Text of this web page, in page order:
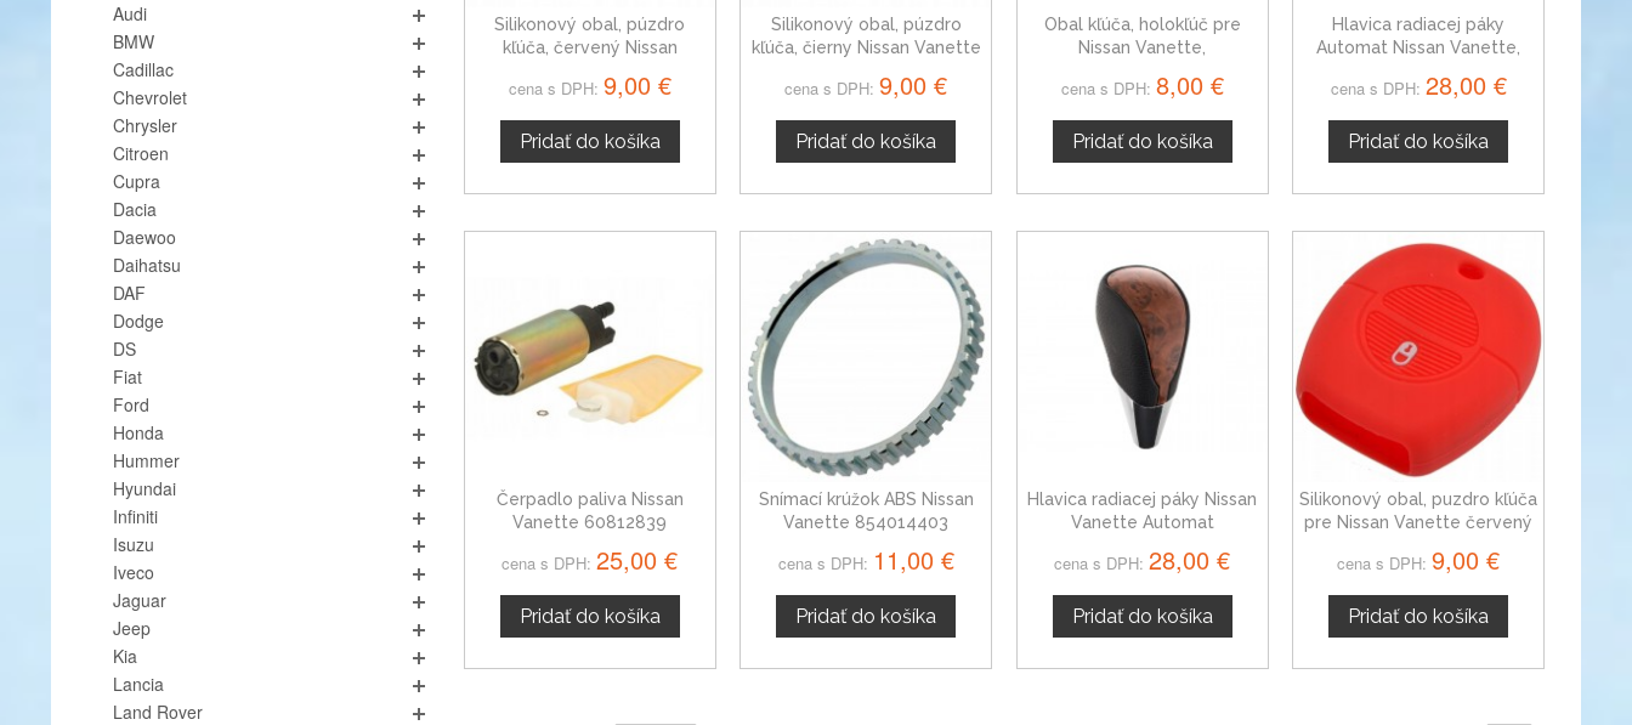
Silikonový obal, púzdro
kľúča, červený Nissan
cena s DPH: 9,00 €
Pridať do košíka
Silikonový obal, púzdro
kľúča, čierny Nissan Vanette
cena s DPH: 9,00 €
Pridať do košíka
Obal kľúča, holokľúč pre
Nissan Vanette,
cena s DPH: 8,00 €
Pridať do košíka
Hlavica radiacej páky
Automat Nissan Vanette,
cena s DPH: 28,00 €
Pridať do košíka
Čerpadlo paliva Nissan
Vanette 60812839
cena s DPH: 25,00 €
Pridať do košíka
Snímací krúžok ABS Nissan
Vanette 854014403
cena s DPH: 11,00 €
Pridať do košíka
Hlavica radiacej páky Nissan
Vanette Automat
cena s DPH: 28,00 €
Pridať do košíka
Silikonový obal, puzdro kľúča
pre Nissan Vanette červený
cena s DPH: 9,00 €
Pridať do košíka
Audi
BMW
Cadillac
Chevrolet
Chrysler
Citroen
Cupra
Dacia
Daewoo
Daihatsu
DAF
Dodge
DS
Fiat
Ford
Honda
Hummer
Hyundai
Infiniti
Isuzu
Iveco
Jaguar
Jeep
Kia
Lancia
Land Rover